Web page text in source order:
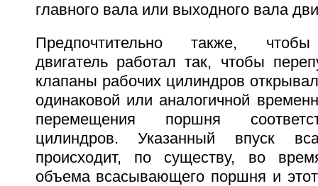
главного вала или выходного вала
Предпочтительно также,
двигатель работал так, чтобы
клапаны рабочих цилиндров
одинаковой или аналогичной
перемещения поршня
цилиндров. Указанный впуск
происходит, по существу, во
объема всасывающего поршня и